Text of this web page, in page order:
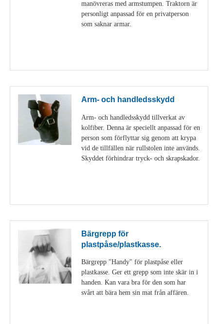
manövreras med armstumpen. Traktorn är
personligt anpassad för en privatperson
som saknar armar.
Arm- och handledsskydd
Arm- och handledsskydd tillverkat av
kolfiber. Denna är speciellt anpassad för en
person som förflyttar sig genom att krypa
vid de tillfällen när rullstolen inte används.
Skyddet förhindrar tryck- och skrapskador.
Bärgrepp för
plastpåse/plastkasse.
Bärgrepp "Handy" för plastpåse eller
plastkasse. Ger ett grepp som inte skär in i
handen. Kan vara bra för den som har
svårt att bära hem sin mat från affären.